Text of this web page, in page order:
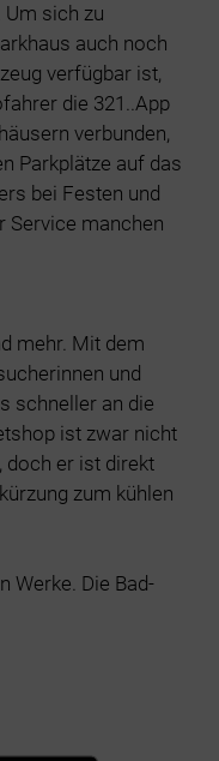
sich zu
auch noch
verfügbar ist,
die 321..App
verbunden,
Parkplätze auf das
bei Festen und
Service manchen
mehr. Mit dem
und
schneller an die
ist zwar nicht
doch er ist direkt
zum kühlen
Werke. Die Bad-